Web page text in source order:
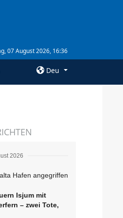
07 August 2026, 16:36
Deu
2026
Hafen angegriffen
Isjum mit
– zwei Tote,